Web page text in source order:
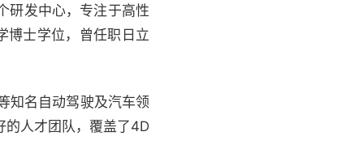
研发中心，专注于高性
博士学位，曾任职日立
知名自动驾驶及汽车领
的人才团队，覆盖了4D